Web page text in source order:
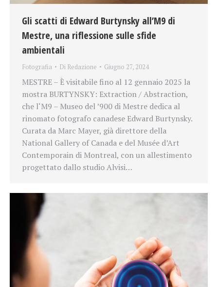
Gli scatti di Edward Burtynsky all’M9 di
Mestre, una riflessione sulle sfide
ambientali
Fotografia Di Redazione Giugno 27, 2024
MESTRE – È visitabile fino al 12 gennaio 2025 la
mostra BURTYNSKY: Extraction / Abstraction,
che l‘M9 – Museo del ’900 di Mestre dedica al
rinomato fotografo canadese Edward Burtynsky.
Curata da Marc Mayer, già direttore della
National Gallery of Canada e del Musée d’Art
Contemporain di Montreal, con un allestimento
progettato dallo studio Alvisi…